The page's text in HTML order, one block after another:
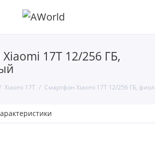
17T 12/256 ГБ,
Xiaomi 17T Смартфон Xiaomi 17T 12/256 ГБ,